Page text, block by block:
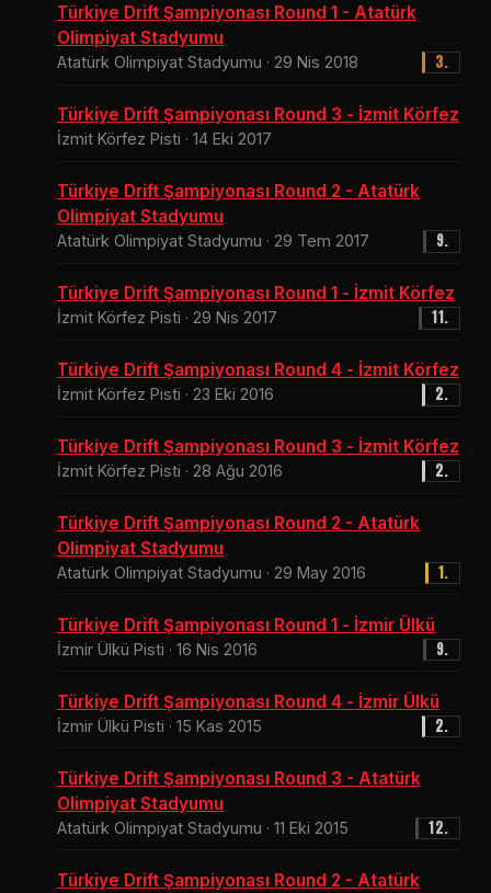
Türkiye Drift Şampiyonası Round 1 - Atatürk
Olimpiyat Stadyumu
Atatürk Olimpiyat Stadyumu · 29 Nis 2018 3.
Türkiye Drift Şampiyonası Round 3 - İzmit Körfez
İzmit Körfez Pisti · 14 Eki 2017
Türkiye Drift Şampiyonası Round 2 - Atatürk
Olimpiyat Stadyumu
Atatürk Olimpiyat Stadyumu · 29 Tem 2017 9.
Türkiye Drift Şampiyonası Round 1 - İzmit Körfez
İzmit Körfez Pisti · 29 Nis 2017 11.
Türkiye Drift Şampiyonası Round 4 - İzmit Körfez
İzmit Körfez Pisti · 23 Eki 2016 2.
Türkiye Drift Şampiyonası Round 3 - İzmit Körfez
İzmit Körfez Pisti · 28 Ağu 2016 2.
Türkiye Drift Şampiyonası Round 2 - Atatürk
Olimpiyat Stadyumu
Atatürk Olimpiyat Stadyumu · 29 May 2016 1.
Türkiye Drift Şampiyonası Round 1 - İzmir Ülkü
İzmir Ülkü Pisti · 16 Nis 2016 9.
Türkiye Drift Şampiyonası Round 4 - İzmir Ülkü
İzmir Ülkü Pisti · 15 Kas 2015 2.
Türkiye Drift Şampiyonası Round 3 - Atatürk
Olimpiyat Stadyumu
Atatürk Olimpiyat Stadyumu · 11 Eki 2015 12.
Türkiye Drift Şampiyonası Round 2 - Atatürk